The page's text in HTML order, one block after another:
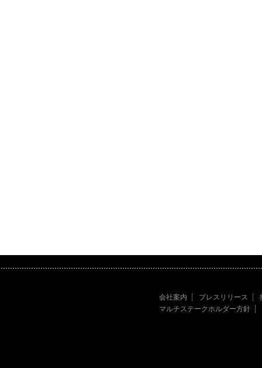
会社案内 プレスリリース
マルチステークホルダー方針